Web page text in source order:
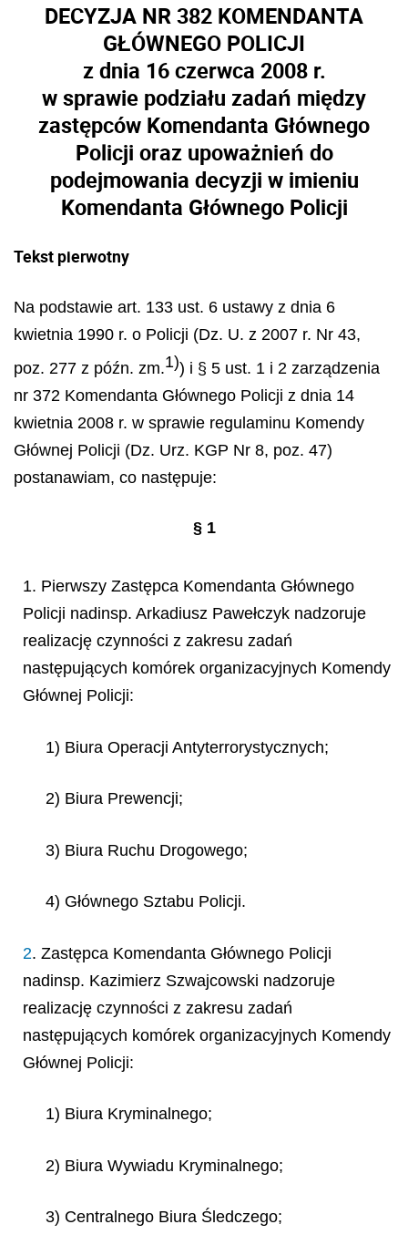
DECYZJA NR 382 KOMENDANTA
GŁÓWNEGO POLICJI
z dnia 16 czerwca 2008 r.
w sprawie podziału zadań między
zastępców Komendanta Głównego
Policji oraz upoważnień do
podejmowania decyzji w imieniu
Komendanta Głównego Policji
Tekst pierwotny
Na podstawie art. 133 ust. 6 ustawy z dnia 6
kwietnia 1990 r. o Policji (Dz. U. z 2007 r. Nr 43,
poz. 277 z późn. zm.1)) i § 5 ust. 1 i 2 zarządzenia
nr 372 Komendanta Głównego Policji z dnia 14
kwietnia 2008 r. w sprawie regulaminu Komendy
Głównej Policji (Dz. Urz. KGP Nr 8, poz. 47)
postanawiam, co następuje:
§ 1
1. Pierwszy Zastępca Komendanta Głównego
Policji nadinsp. Arkadiusz Pawełczyk nadzoruje
realizację czynności z zakresu zadań
następujących komórek organizacyjnych Komendy
Głównej Policji:
1) Biura Operacji Antyterrorystycznych;
2) Biura Prewencji;
3) Biura Ruchu Drogowego;
4) Głównego Sztabu Policji.
2. Zastępca Komendanta Głównego Policji
nadinsp. Kazimierz Szwajcowski nadzoruje
realizację czynności z zakresu zadań
następujących komórek organizacyjnych Komendy
Głównej Policji:
1) Biura Kryminalnego;
2) Biura Wywiadu Kryminalnego;
3) Centralnego Biura Śledczego;